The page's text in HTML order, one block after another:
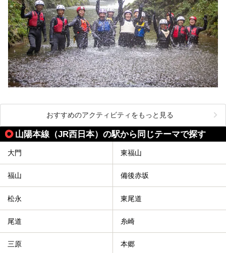
おすすめのアクティビティをもっと見る
山陽本線（JR西日本）の駅から同じテーマで探す
大門 東福山
福山 備後赤坂
松永 東尾道
尾道 糸崎
三原 本郷